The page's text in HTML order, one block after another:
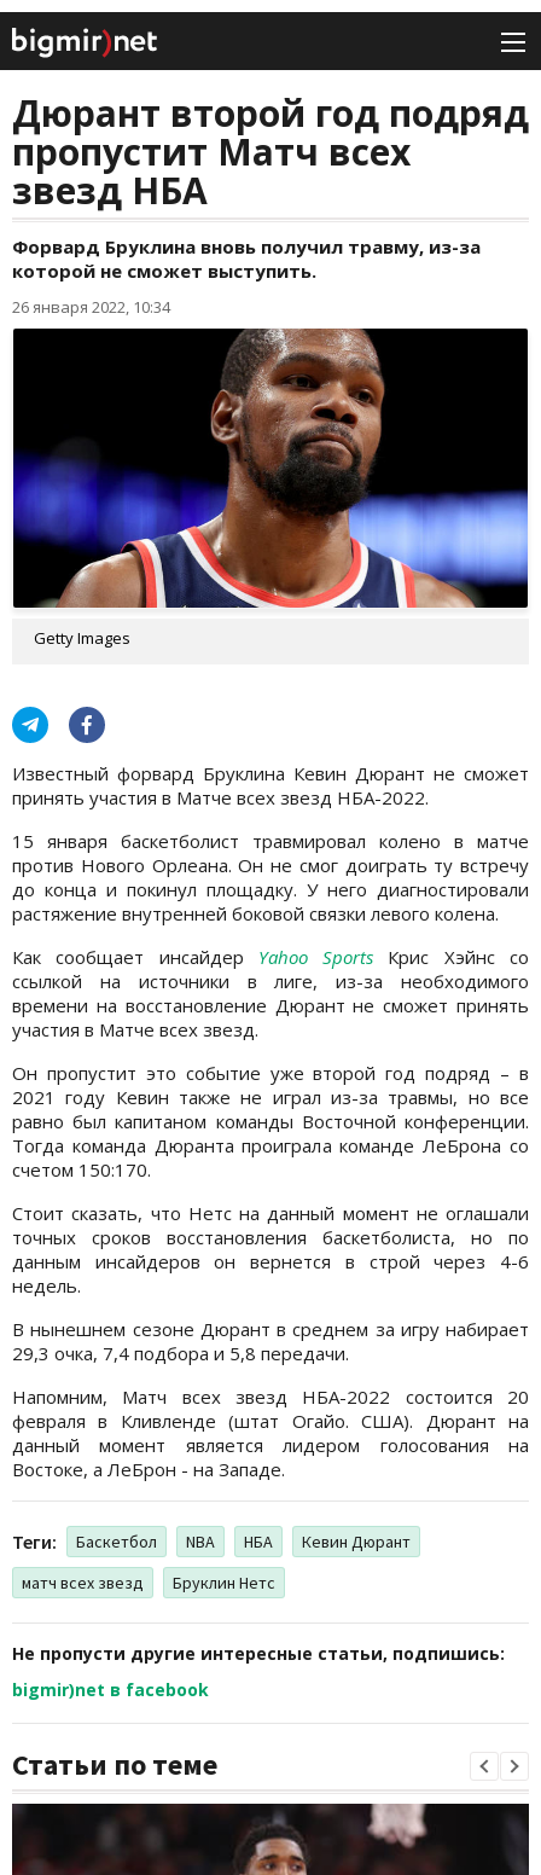
Дюрант второй год подряд
пропустит Матч всех
звезд НБА
Форвард Бруклина вновь получил травму, из-за
которой не сможет выступить.
26 января 2022, 10:34
Getty Images
Известный форвард Бруклина Кевин Дюрант не сможет
принять участия в Матче всех звезд НБА-2022.
15 января баскетболист травмировал колено в матче
против Нового Орлеана. Он не смог доиграть ту встречу
до конца и покинул площадку. У него диагностировали
растяжение внутренней боковой связки левого колена.
Как сообщает инсайдер Yahoo Sports Крис Хэйнс со
ссылкой на источники в лиге, из-за необходимого
времени на восстановление Дюрант не сможет принять
участия в Матче всех звезд.
Он пропустит это событие уже второй год подряд – в
2021 году Кевин также не играл из-за травмы, но все
равно был капитаном команды Восточной конференции.
Тогда команда Дюранта проиграла команде ЛеБрона со
счетом 150:170.
Стоит сказать, что Нетс на данный момент не оглашали
точных сроков восстановления баскетболиста, но по
данным инсайдеров он вернется в строй через 4-6
недель.
В нынешнем сезоне Дюрант в среднем за игру набирает
29,3 очка, 7,4 подбора и 5,8 передачи.
Напомним, Матч всех звезд НБА-2022 состоится 20
февраля в Кливленде (штат Огайо. США). Дюрант на
данный момент является лидером голосования на
Востоке, а ЛеБрон - на Западе.
Теги: Баскетбол NBA НБА
Кевин Дюрант
матч всех звезд
Бруклин Нетс
Не пропусти другие интересные статьи, подпишись:
bigmir)net в facebook
Статьи по теме